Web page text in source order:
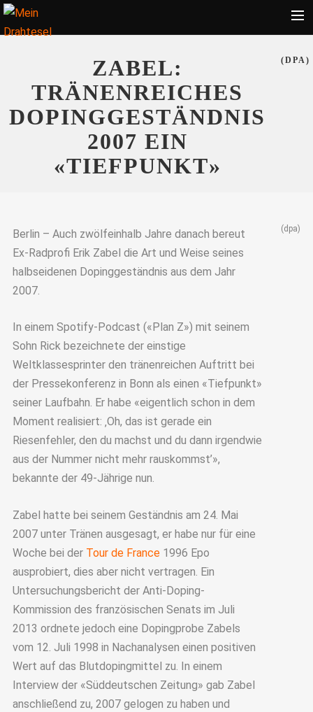
Bekleidung
ZABEL:
TRÄNENREICHES
DOPINGGESTÄNDNIS
2007 EIN
«TIEFPUNKT»
(DPA)
Berlin – Auch zwölfeinhalb Jahre danach bereut
Ex-Radprofi Erik Zabel die Art und Weise seines
halbseidenen Dopinggeständnis aus dem Jahr
2007.
In einem Spotify-Podcast («Plan Z») mit seinem
Sohn Rick bezeichnete der einstige
Weltklassesprinter den tränenreichen Auftritt bei
der Pressekonferenz in Bonn als einen «Tiefpunkt»
seiner Laufbahn. Er habe «eigentlich schon in dem
Moment realisiert: ‚Oh, das ist gerade ein
Riesenfehler, den du machst und du dann irgendwie
aus der Nummer nicht mehr rauskommst’»,
bekannte der 49-Jährige nun.
Zabel hatte bei seinem Geständnis am 24. Mai
2007 unter Tränen ausgesagt, er habe nur für eine
Woche bei der Tour de France1996 Epo
ausprobiert, dies aber nicht vertragen. Ein
Untersuchungsbericht der Anti-Doping-
Kommission des französischen Senats im Juli
2013 ordnete jedoch eine Dopingprobe Zabels
vom 12. Juli 1998 in Nachanalysen einen positiven
Wert auf das Blutdopingmittel zu. In einem
Interview der «Süddeutschen Zeitung» gab Zabel
anschließend zu, 2007 gelogen zu haben und
(dpa)